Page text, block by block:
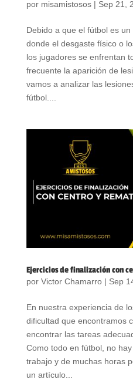
por misamistosos| Sep 21,
Debido a que el fútbol es
donde el desgaste físico o
los jugadores se enfrentan
frecuente la aparición de
vamos a analizar las
fútbol....
Ejercicios de finalización con
por Victor Chamarro| Sep
En nuestra experiencia de
dificultad que encontramos
encontrar las tareas
Como todo en fútbol, no
trabajo y de muchas horas
un artículo...